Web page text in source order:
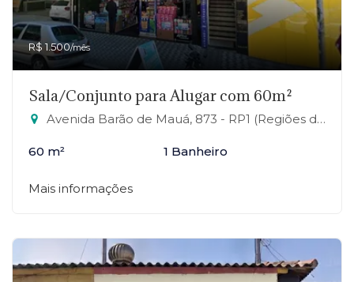
R$ 1.500/mês
Sala/Conjunto para Alugar com 60m²
Avenida Barão de Mauá, 873 - RP1 (Regiões de Planejamento), Mauá-SP
60 m² 1 Banheiro
Mais informações